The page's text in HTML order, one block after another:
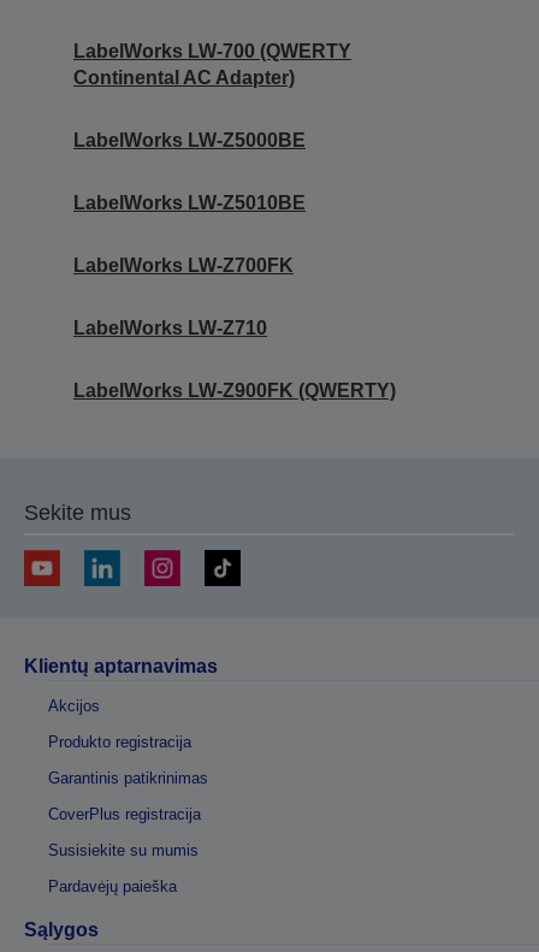
LabelWorks LW-700 (QWERTY
Continental AC Adapter)
LabelWorks LW-Z5000BE
LabelWorks LW-Z5010BE
LabelWorks LW-Z700FK
LabelWorks LW-Z710
LabelWorks LW-Z900FK (QWERTY)
Sekite mus
Klientų aptarnavimas
Akcijos
Produkto registracija
Garantinis patikrinimas
CoverPlus registracija
Susisiekite su mumis
Pardavėjų paieška
Sąlygos